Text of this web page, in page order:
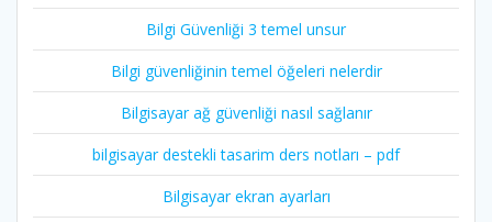
Bilgi Güvenliği 3 temel unsur
Bilgi güvenliğinin temel öğeleri nelerdir
Bilgisayar ağ güvenliği nasıl sağlanır
bilgisayar destekli tasarim ders notları – pdf
Bilgisayar ekran ayarları